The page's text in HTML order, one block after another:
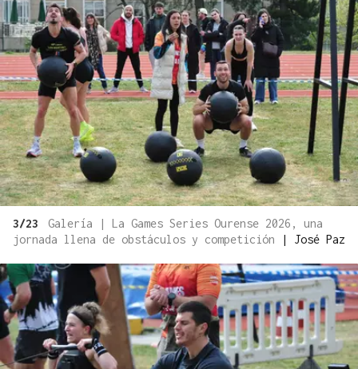
3/23
Galería | La Games Series Ourense 2026, una
jornada llena de obstáculos y competición
| José Paz